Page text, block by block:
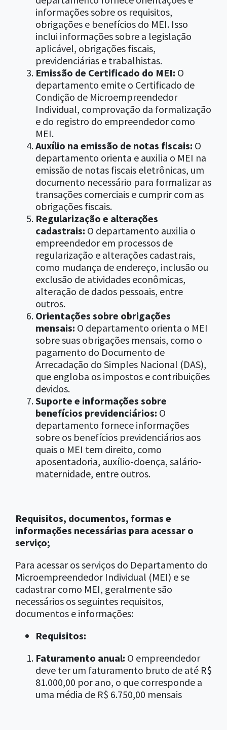
informações sobre os requisitos,
obrigações e benefícios do MEI. Isso
inclui informações sobre a legislação
aplicável, obrigações fiscais,
previdenciárias e trabalhistas.
Emissão de Certificado do MEI: O
departamento emite o Certificado de
Condição de Microempreendedor
Individual, comprovação da formalização
e do registro do empreendedor como
MEI.
Auxílio na emissão de notas fiscais: O
departamento orienta e auxilia o MEI na
emissão de notas fiscais eletrônicas, um
documento necessário para formalizar as
transações comerciais e cumprir com as
obrigações fiscais.
Regularização e alterações
cadastrais: O departamento auxilia o
empreendedor em processos de
regularização e alterações cadastrais,
como mudança de endereço, inclusão ou
exclusão de atividades econômicas,
alteração de dados pessoais, entre
outros.
Orientações sobre obrigações
mensais: O departamento orienta o MEI
sobre suas obrigações mensais, como o
pagamento do Documento de
Arrecadação do Simples Nacional (DAS),
que engloba os impostos e contribuições
devidos.
Suporte e informações sobre
benefícios previdenciários: O
departamento fornece informações
sobre os benefícios previdenciários aos
quais o MEI tem direito, como
aposentadoria, auxílio-doença, salário-
maternidade, entre outros.
Requisitos, documentos, formas e
informações necessárias para acessar o
serviço;
Para acessar os serviços do Departamento do
Microempreendedor Individual (MEI) e se
cadastrar como MEI, geralmente são
necessários os seguintes requisitos,
documentos e informações:
Requisitos:
Faturamento anual: O empreendedor
deve ter um faturamento bruto de até R$
81.000,00 por ano, o que corresponde a
uma média de R$ 6.750,00 mensais